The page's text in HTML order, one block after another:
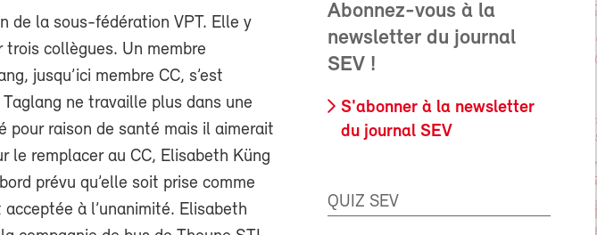
de la sous-fédération VPT. Elle y
collègues. Un membre
jusqu’ici membre CC, s’est
ne travaille plus dans une
pour raison de santé mais il aimerait
le remplacer au CC, Elisabeth Küng
prévu qu’elle soit prise comme
à l’unanimité. Elisabeth
Abonnez-vous à la
newsletter du journal
SEV !
S'abonner à la newsletter
du journal SEV
QUIZ SEV